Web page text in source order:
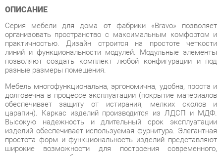
организовать пространство с максимальным комфортом и
практичностью. Дизайн строится на простоте четкости
линий и функциональности модулей. Модульные элементы
позволяют создать комплект любой конфигурации и под
разные размеры помещения.
Мебель многофункциональна, эргономична, удобна, проста и
долговечна в процессе эксплуатации (покрытие материалов
обеспечивает защиту от истирания, мелких сколов и
Высокую надежность и длительный срок эксплуатации
изделий обеспечивает используемая фурнитура. Элегантная
простота форм и функциональность изделий представляют
широкие возможности для построения современного,
динамичного и удобного интерьера.
Условия покупки